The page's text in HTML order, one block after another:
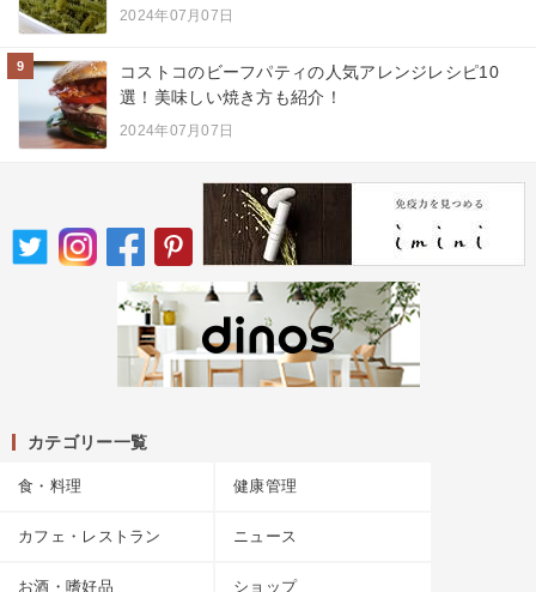
2024年07月07日
9
コストコのビーフパティの人気アレンジレシピ10
選！美味しい焼き方も紹介！
2024年07月07日
カテゴリー一覧
食・料理 健康管理
カフェ・レストラン ニュース
お酒・嗜好品 ショップ